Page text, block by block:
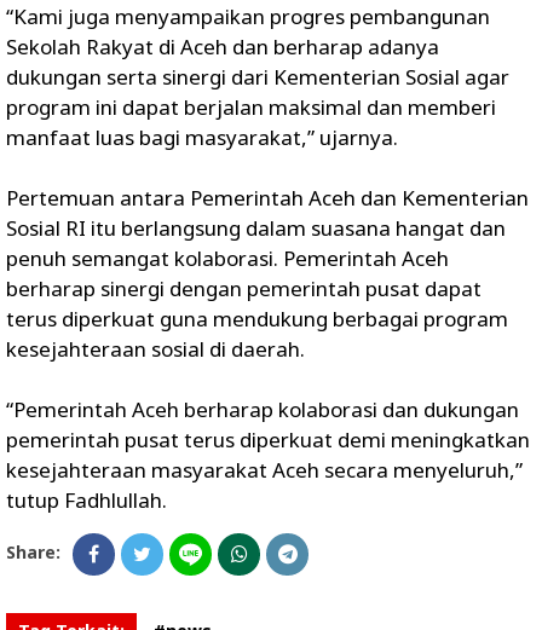
“Kami juga menyampaikan progres pembangunan
Sekolah Rakyat di Aceh dan berharap adanya
dukungan serta sinergi dari Kementerian Sosial agar
program ini dapat berjalan maksimal dan memberi
manfaat luas bagi masyarakat,” ujarnya.
Pertemuan antara Pemerintah Aceh dan Kementerian
Sosial RI itu berlangsung dalam suasana hangat dan
penuh semangat kolaborasi. Pemerintah Aceh
berharap sinergi dengan pemerintah pusat dapat
terus diperkuat guna mendukung berbagai program
kesejahteraan sosial di daerah.
“Pemerintah Aceh berharap kolaborasi dan dukungan
pemerintah pusat terus diperkuat demi meningkatkan
kesejahteraan masyarakat Aceh secara menyeluruh,”
tutup Fadhlullah.
Share: